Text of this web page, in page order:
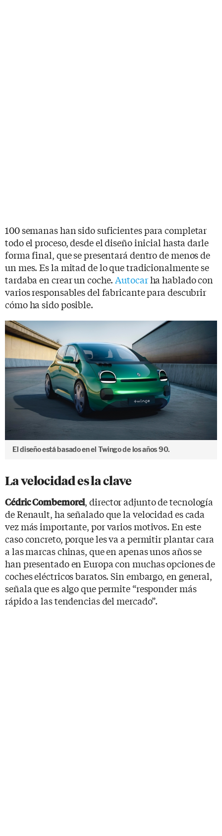
100 semanas han sido suficientes para completar
todo el proceso, desde el diseño inicial hasta darle
forma final, que se presentará dentro de menos de
un mes. Es la mitad de lo que tradicionalmente se
tardaba en crear un coche.Autocarha hablado con
varios responsables del fabricante para descubrir
cómo ha sido posible.
El diseño está basado en el Twingo de los años 90.
La velocidad es la clave
Cédric Combemorel, director adjunto de tecnología
de Renault, ha señalado que la velocidad es cada
vez más importante, por varios motivos. En este
caso concreto, porque les va a permitir plantar cara
a las marcas chinas, que en apenas unos años se
han presentado en Europa con muchas opciones de
coches eléctricos baratos. Sin embargo, en general,
señala que es algo que permite “responder más
rápido a las tendencias del mercado”.